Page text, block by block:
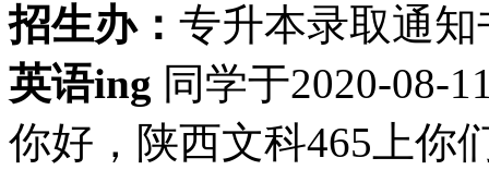
招生办： 专升本录取通
英语ing 同学于2020-08-
你好，陕西文科465上你